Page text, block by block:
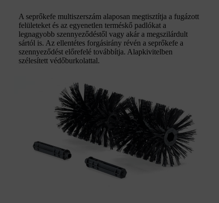
A seprőkefe multiszerszám alaposan megtisztítja a fugázott
felületeket és az egyenetlen terméskő padlókat a
legnagyobb szennyeződéstől vagy akár a megszilárdult
sártól is. Az ellentétes forgásirány révén a seprőkefe a
szennyeződést előrefelé továbbítja. Alapkivitelben
szélesített védőburkolattal.